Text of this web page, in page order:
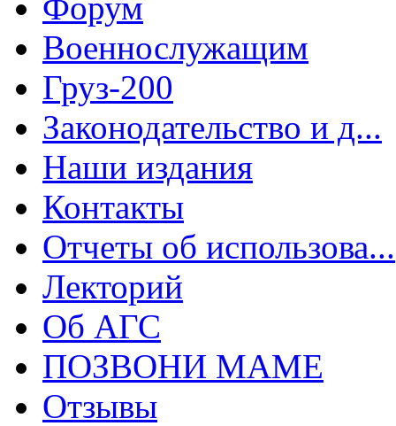
Военнослужащим
Груз-200
Законодательство и д...
Наши издания
Контакты
Отчеты об использова...
Лекторий
Об АГС
ПОЗВОНИ МАМЕ
Отзывы